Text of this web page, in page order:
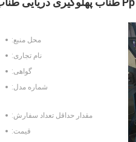
محل منبع:
نام تجاری:
گواهی:
شماره مدل:
مقدار حداقل تعداد سفارش:
قیمت: